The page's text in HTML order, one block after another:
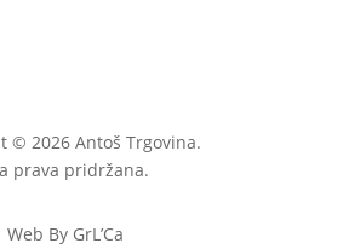
© 2026 Antoš Trgovina.
prava pridržana.
Web By GrL’Ca